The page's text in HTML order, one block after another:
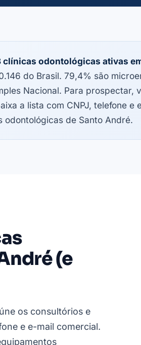
clínicas odontológicas ativas
do Brasil. 79,4% são
Nacional. Para prospectar,
a lista com CNPJ, telefone e
odontológicas de Santo André.
(e
os consultórios e
e e-mail comercial.